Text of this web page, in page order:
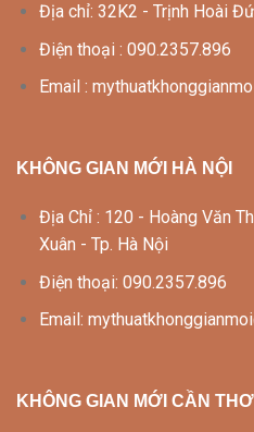
Địa chỉ: 32K2 - Trịnh Hoài
Điện thoại : 090.2357.896
Email :
KHÔNG GIAN MỚI HÀ NỘI
Địa Chỉ : 120 - Hoàng Văn
Xuân - Tp. Hà Nội
Điện thoại: 090.2357.896
Email:
KHÔNG GIAN MỚI CẦN THƠ